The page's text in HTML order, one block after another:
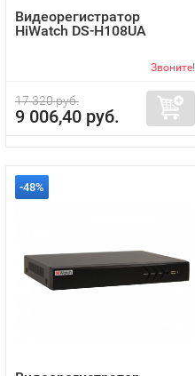
Видеорегистратор
HiWatch DS-H108UA
Звоните!
17 320 руб.
9 006,40 руб.
-48%